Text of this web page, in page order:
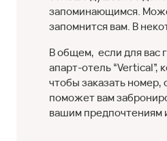
запоминающимся.
запомнится вам. В
В общем, если для вас
апарт-отель
чтобы заказать
поможет вам
вашим предпочтениям